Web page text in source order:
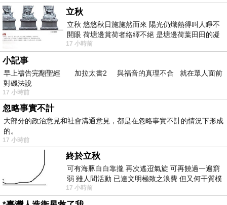
立秋
立秋 悠悠秋日施施然而來 陽光仍熾熱得叫人睜不
開眼 荷塘邊賞荷者絡繹不絕 是塘邊荷葉田田的凝
望 風中飄逸的是映日荷花別樣紅
17 小時前
小記事
早上禱告完翻聖經 加拉太書2 與福音的真理不合 就在眾人面前
對磯法說
17 小時前
忽略事實不計
大部分的政治意見和社會溝通意見，都是在忽略事實不計的情況下形成
的。
17 小時前
終於立秋
可有海豚白白靠攏 再次遙迢氣旋 可再饒過一遍窮
弱 雖人間活動 已達文明極致之浪費 但又何干質樸
者 只能白白陪葬
17 小時前